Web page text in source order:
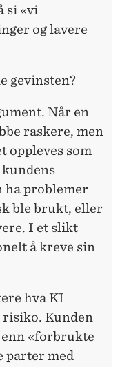
si «vi
og lavere
gevinsten?
Når en
raskere, men
oppleves som
ha problemer
ble brukt, eller
I et slikt
å kreve sin
hva KI
Kunden
«forbrukte
parter med